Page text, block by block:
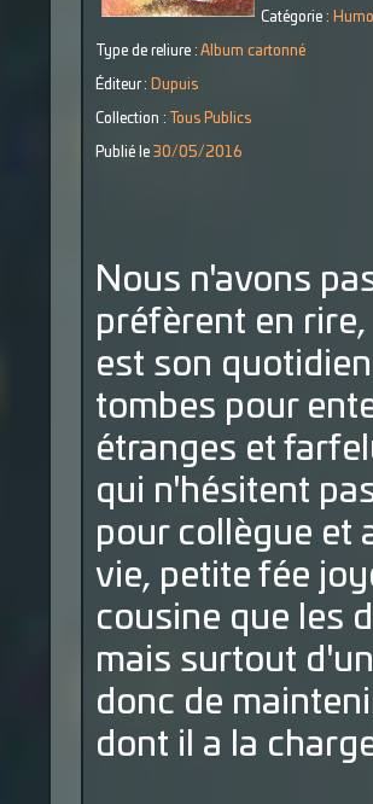
Catégorie :
Type de reliure : Album cartonné
Éditeur : Dupuis
Collection : Tous Publics
Publié le 30/05/2016
Nous n'avons
préfèrent en rire,
est son
tombes pour
étranges et
qui n'hésitent
pour collègue et
vie, petite fée
cousine que les
mais surtout
donc de
dont il a la